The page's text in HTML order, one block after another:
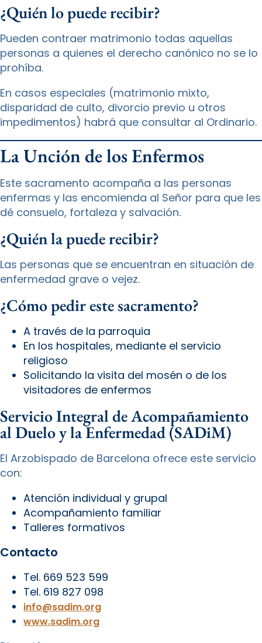
¿Quién lo puede recibir?
Pueden contraer matrimonio todas aquellas
personas a quienes el derecho canónico no se lo
prohíba.
En casos especiales (matrimonio mixto,
disparidad de culto, divorcio previo u otros
impedimentos) habrá que consultar al Ordinario.
La Unción de los Enfermos
Este sacramento acompaña a las personas
enfermas y las encomienda al Señor para que les
dé consuelo, fortaleza y salvación.
¿Quién la puede recibir?
Las personas que se encuentran en situación de
enfermedad grave o vejez.
¿Cómo pedir este sacramento?
A través de la parroquia
En los hospitales, mediante el servicio
religioso
Solicitando la visita del mosén o de los
visitadores de enfermos
Servicio Integral de Acompañamiento
al Duelo y la Enfermedad (SADiM)
El Arzobispado de Barcelona ofrece este servicio
con:
Atención individual y grupal
Acompañamiento familiar
Talleres formativos
Contacto
Tel. 669 523 599
Tel. 619 827 098
info@sadim.org
www.sadim.org